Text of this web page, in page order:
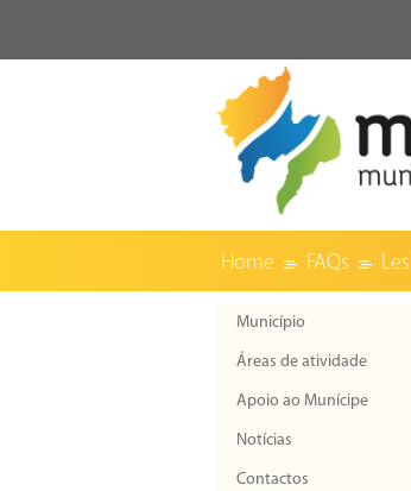
Home FAQs
Município
Áreas de atividade
Apoio ao Munícipe
Notícias
Contactos